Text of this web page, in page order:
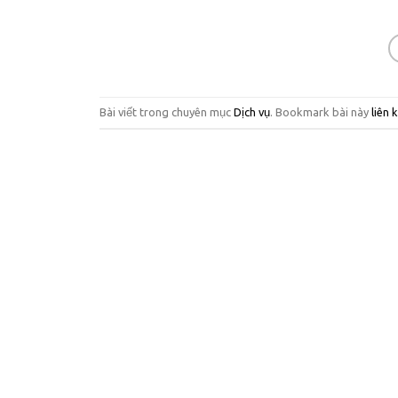
Bài viết trong chuyên mục Dịch vụ. Bookmark bài này liên